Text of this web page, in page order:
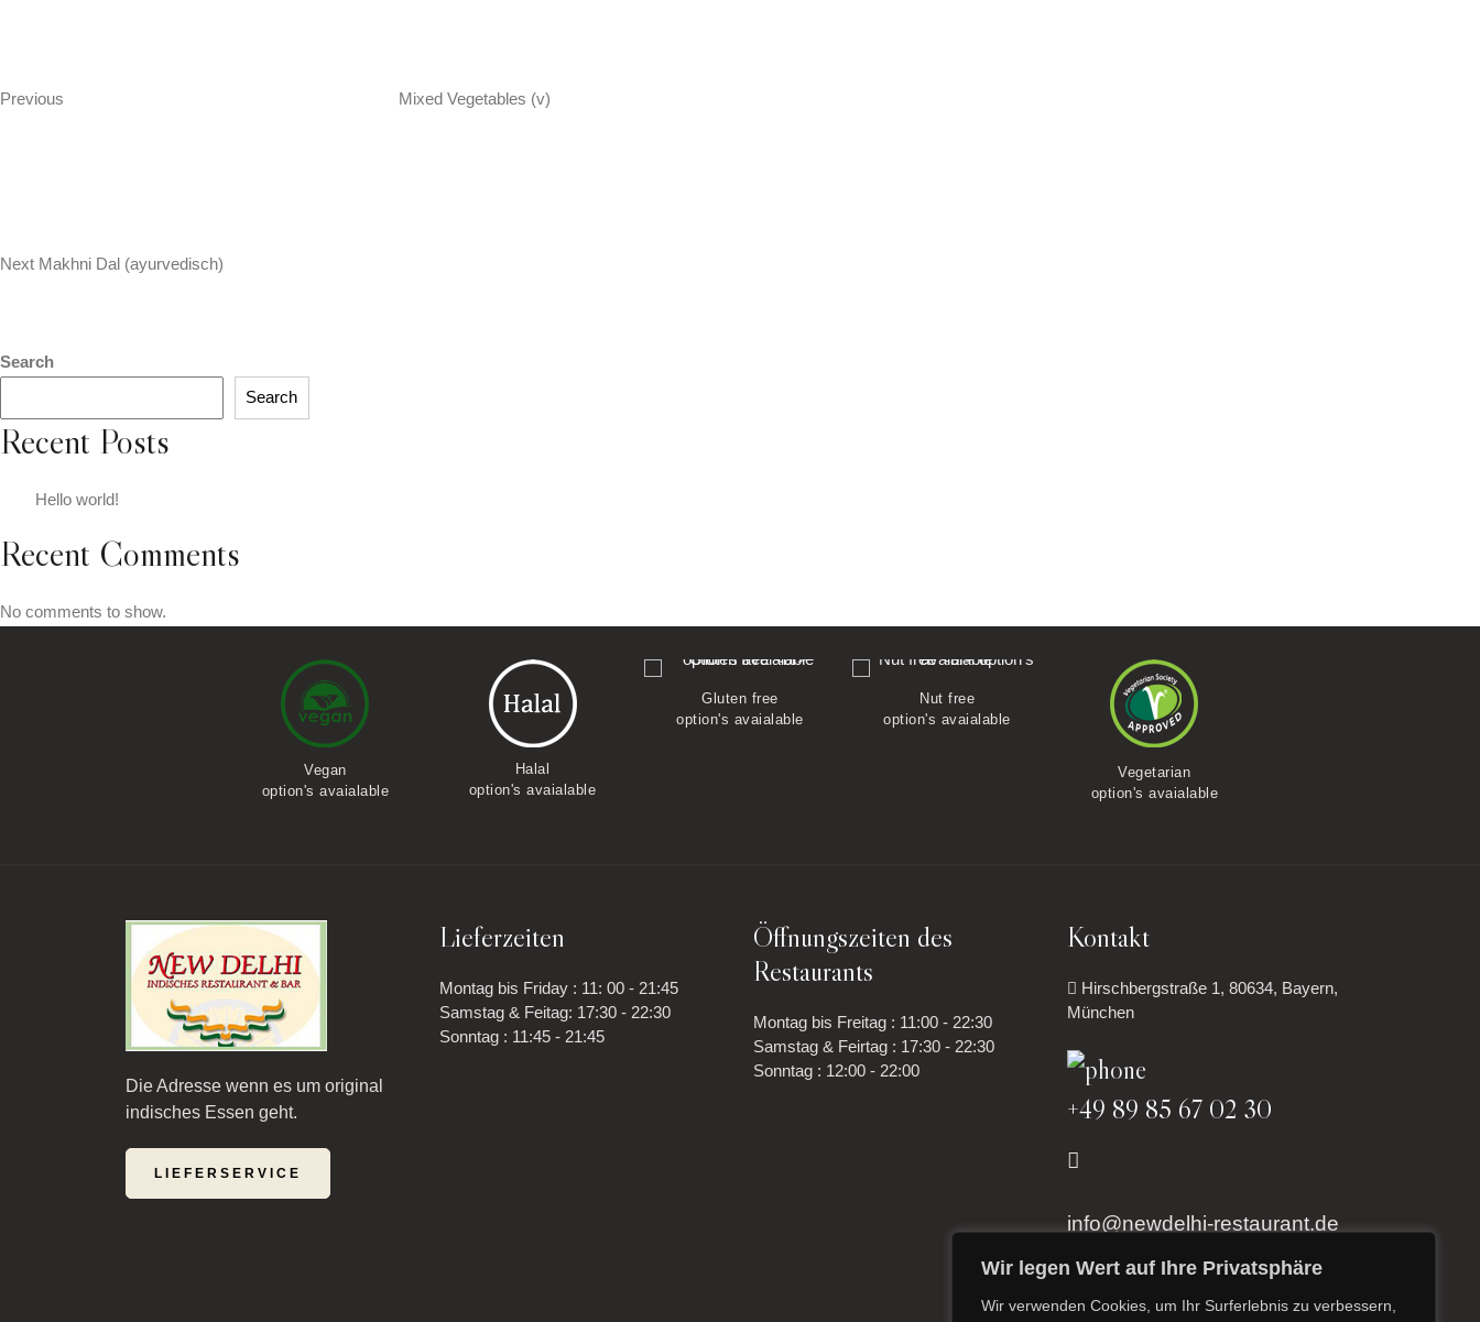
Wir legen Wert auf Ihre Privatsphäre
Wir verwenden Cookies, um Ihr Surferlebnis zu verbessern,
navigation
Previous Mixed Vegetables (v)
Next Makhni Dal (ayurvedisch)
Search
Search
Recent Posts
Hello world!
Recent Comments
No comments to show.
Vegan
option's avaialable
Halal
option's avaialable
Gluten free
option's avaialable
Nut free
option's avaialable
Vegetarian
option's avaialable
Die Adresse wenn es um original
indisches Essen geht.
LIEFERSERVICE
Lieferzeiten
Montag bis Friday : 11: 00 - 21:45
Samstag & Feitag: 17:30 - 22:30
Sonntag : 11:45 - 21:45
Öffnungszeiten des
Restaurants
Montag bis Freitag : 11:00 - 22:30
Samstag & Feirtag : 17:30 - 22:30
Sonntag : 12:00 - 22:00
Kontakt
Hirschbergstraße 1, 80634, Bayern,
München
+49 89 85 67 02 30
info@newdelhi-restaurant.de